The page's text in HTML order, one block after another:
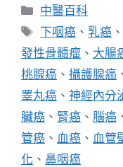
分
類
中醫百科
標
籤
下咽癌 、 乳癌
發性骨髓瘤 、 大腸
桃腺癌 、 攝護腺癌
睪丸癌 、 神經內分
臟癌 、 腎癌 、 腦癌
管癌 、 血癌 、 血管
化 、 鼻咽癌